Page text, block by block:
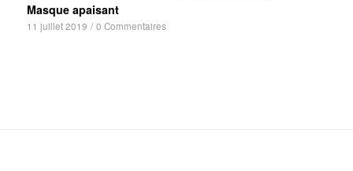
Masque apaisant
11 juillet 2019 / 0 Commentaires